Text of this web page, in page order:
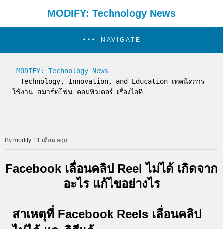
MODIFY: Technology News
NAVIGATE
MODIFY: Technology News
ใช้งาน สมาร์ทโฟน คอมพิวเตอร์ เรื่องไอที
modify 11 เดือน ago
Facebook เลื่อนคลิป Reel ไม่ได้ เกิดจาก
อะไร แก้ไขอย่างไร
สาเหตุที่ Facebook Reels เลื่อนคลิป